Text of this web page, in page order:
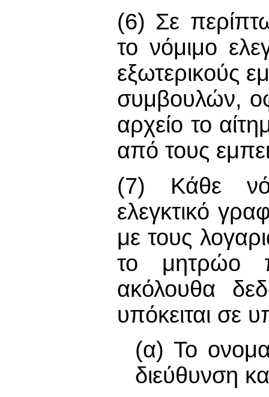
(6) Σε
το νόμιμο
εξωτερικούς
συμβουλών,
αρχείο το
από τους
(7) Κάθε
ελεγκτικό
με τους
το μητρώο
ακόλουθα
υπόκειται σε
(α) Το
διεύθυνση